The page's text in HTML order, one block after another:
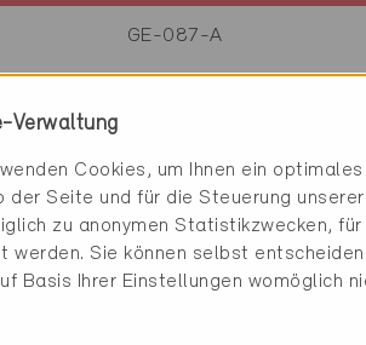
GE-087-A
GE-311-P
Verwaltung
Cookies, um Ihnen ein
der Seite und für die Steuerung
zu anonymen Statistikzwecken,
werden. Sie können selbst
Basis Ihrer Einstellungen womöglich